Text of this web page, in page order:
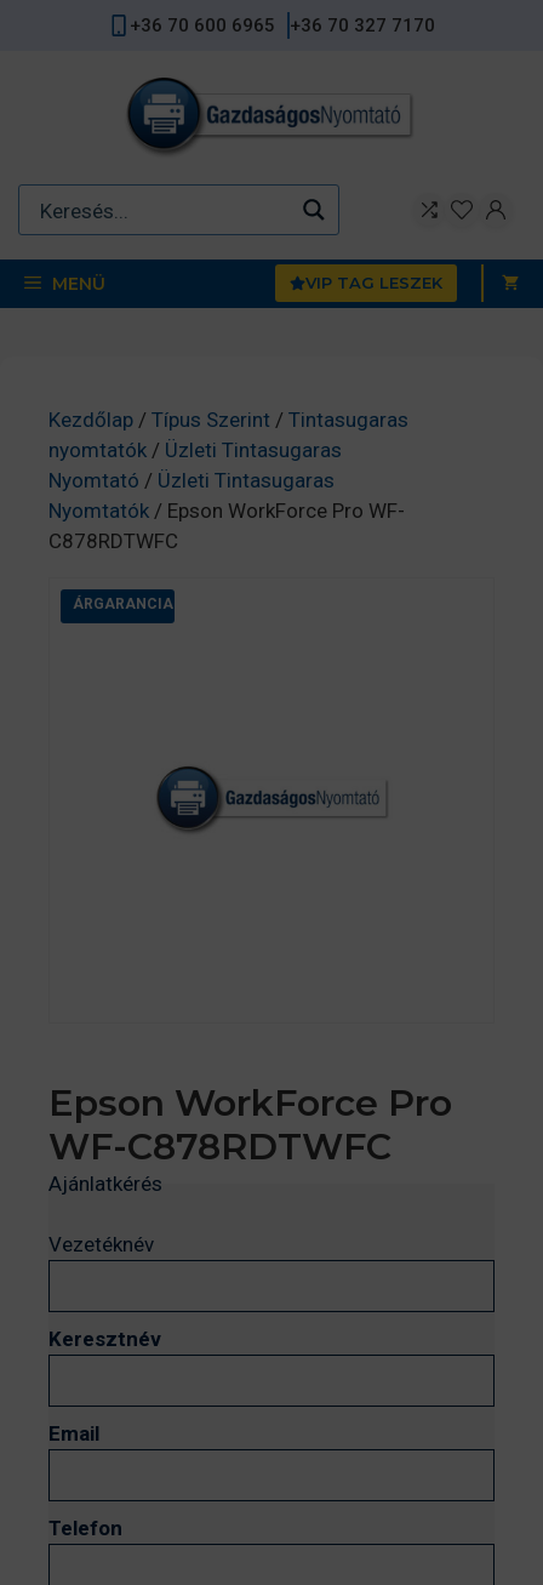
+36 70 600 6965 +36 70 327 7170
MENÜ VIP TAG LESZEK
Kezdőlap / Típus Szerint / Tintasugaras
nyomtatók / Üzleti Tintasugaras
Nyomtató / Üzleti Tintasugaras
Nyomtatók / Epson WorkForce Pro WF-
C878RDTWFC
ÁRGARANCIA
Epson WorkForce Pro
WF-C878RDTWFC
Ajánlatkérés
Vezetéknév
Keresztnév
Email
Telefon